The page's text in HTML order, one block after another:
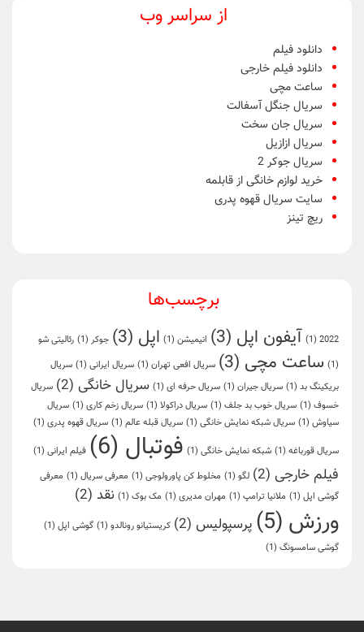
از سراسر وب
دانلود فیلم
دانلود فیلم خارجی
ساعت مچی
سریال جنگل آسفالت
سریال جان سخت
سریال ازازیل
سریال جوکر 2
خرید لوازم خانگی از قابلمه
سایت سریال قهوه پدری
ریچ تینز
برچسب‌ها
2022
(1) آیفون اپل (3) انیمیشن (1) اپل (3) جوکر (1)
رئالیتی شو
(1)
ساعت مچی (3) سریال افعی تهران (1) سریال ایرانی (1)
سریال
بریکینگ بد (1) سریال جیران (1) سریال حرفه ای (1) سریال خانگی (2)
سریال
خسوف (1) سریال خوب بد جلف (1) سریال دراکولا (1) سریال زخم کاری (1)
سریال
سیاوش (1) سریال شبکه نمایش خانگی (1) سریال قبله عالم (1) سریال قهوه پدری (1)
سریال قورباغه (1) شبکه نمایش خانگی (1) فوتبال (6) فیلم ایرانی (1)
فیلم خارجی (2) لگو (1) مخلوط کن پاورولوجی (1) معرفی سریال (1)
معرفی
گوشی اپل (1) ملانیا ترامپ (1) مهران مدیری (1) مک بوک (1) نقد (2)
ورزش (5) پرسپولیس (2) کریستیانو رونالدو (1) گوشی اپل (1)
گوشی سامسونگ (1)